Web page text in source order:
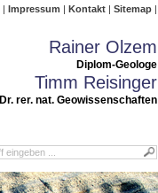
Impressum Kontakt Sitemap
Rainer Olzem
Diplom-Geologe
Timm Reisinger
Dr. rer. nat. Geowissenschaften